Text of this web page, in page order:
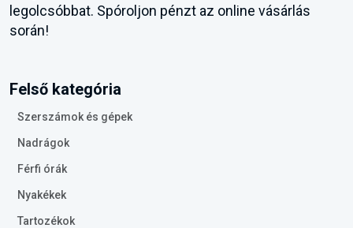
legolcsóbbat. Spóroljon pénzt az online vásárlás
során!
Felső kategória
Szerszámok és gépek
Nadrágok
Férfi órák
Nyakékek
Tartozékok